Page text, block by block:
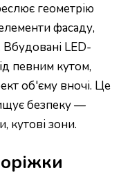
геометрію
фасаду,
Вбудовані LED-
певним кутом,
об'єму вночі. Це
безпеку —
кутові зони.